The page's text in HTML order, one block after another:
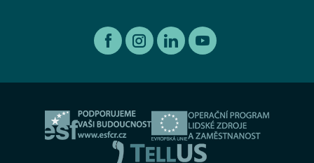
Ojeté vozy
Autorizovaný servis Volkswagen
Autorizovaný servis Volkswagen Užitkové vozy
Servis AGROTEC Group
Zimní servisní akce
O nás
Etický kodex koncernu AGROFERT
Cookies